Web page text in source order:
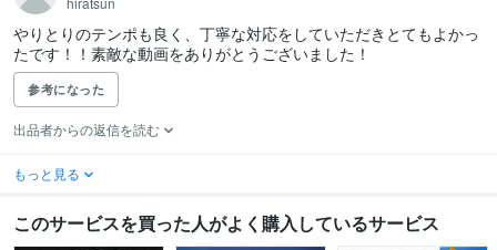
やりとりのテンポも良く、丁寧な対応をしていただきとてもよかっ
たです！！素敵な動画をありがとうございました！
参考になった
出品者からの返信を読む
もっと見る
このサービスを買った人がよく購入しているサービス